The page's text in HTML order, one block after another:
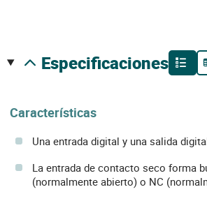
especificaciones
Características
Una entrada digital y una salida
La entrada de contacto seco forma
(normalmente abierto) o NC